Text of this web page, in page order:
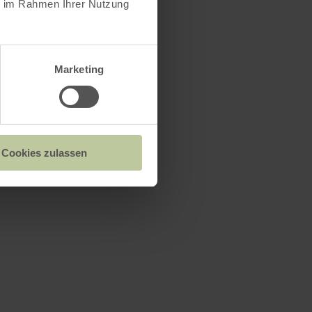
Rahmen Ihrer Nutzung
Marketing
Cookies zulassen